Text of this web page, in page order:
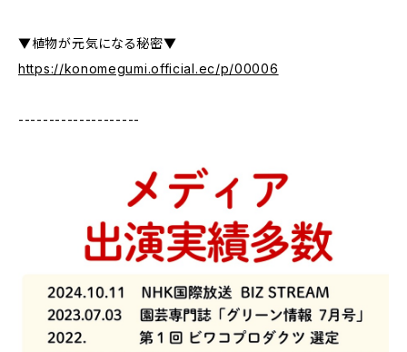
▼植物が元気になる秘密▼
https://konomegumi.official.ec/p/00006
--------------------